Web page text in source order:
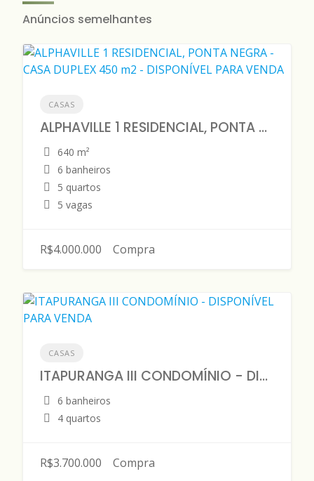
Anúncios semelhantes
CASAS
ALPHAVILLE 1 RESIDENCIAL, PONTA NEGRA - CASA DUPLEX 450 m2 - DISPONÍVEL PARA VENDA
640 m²
6 banheiros
5 quartos
5 vagas
R$4.000.000 Compra
CASAS
ITAPURANGA III CONDOMÍNIO - DISPONÍVEL PARA VENDA
6 banheiros
4 quartos
R$3.700.000 Compra